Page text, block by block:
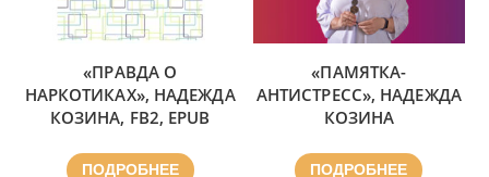
«ПРАВДА О
НАРКОТИКАХ», НАДЕЖДА
КОЗИНА, FB2, EPUB
ПОДРОБНЕЕ
«ПАМЯТКА-
АНТИСТРЕСС», НАДЕЖДА
КОЗИНА
ПОДРОБНЕЕ